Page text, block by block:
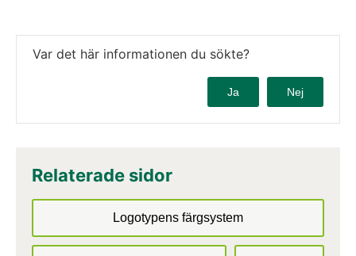
Var det här informationen du sökte?
Ja Nej
Relaterade sidor
Logotypens färgsystem